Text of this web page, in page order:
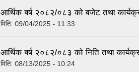
आर्थिक बर्ष २०८२/०८३ को बजेट तथा
मिति: 09/04/2025 - 11:33
आर्थिक बर्ष २०८२/०८३ को निति तथा
मिति: 08/13/2025 - 10:24